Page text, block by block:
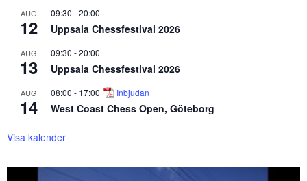
AUG
12
09:30 -20:00
Uppsala Chessfestival 2026
AUG
13
09:30 -20:00
Uppsala Chessfestival 2026
AUG
14
08:00 - 17:00 Inbjudan
West Coast Chess Open, Göteborg
Visa kalender